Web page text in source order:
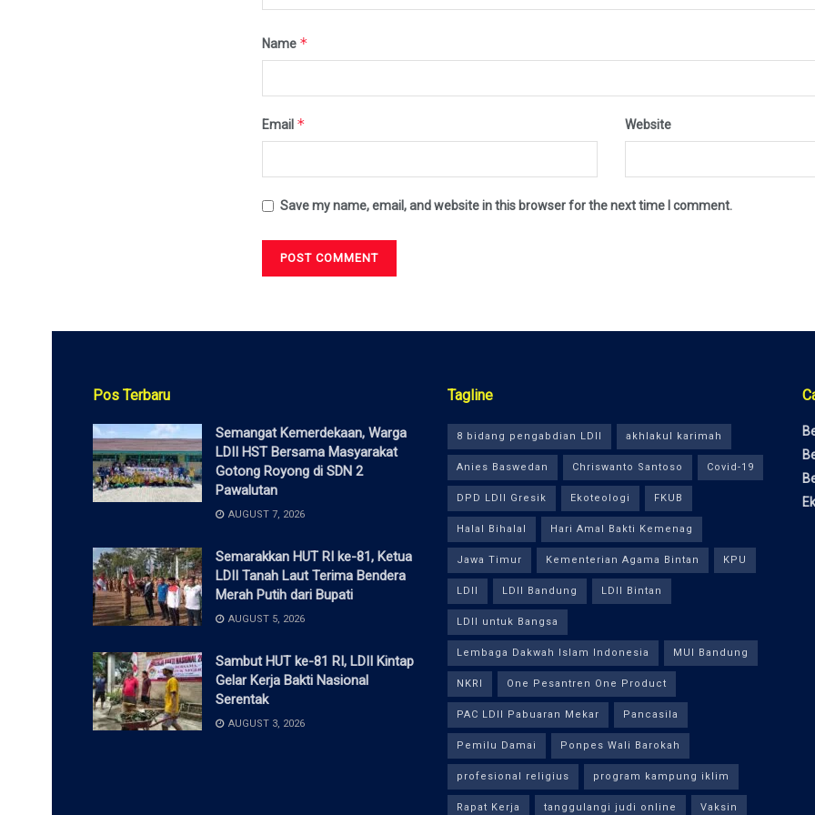
Name *
Email * Website
Save my name, email, and website in this browser for the next time I comment.
Pos Terbaru
Semangat Kemerdekaan, Warga
LDII HST Bersama Masyarakat
Gotong Royong di SDN 2
Pawalutan
AUGUST 7, 2026
Semarakkan HUT RI ke-81, Ketua
LDII Tanah Laut Terima Bendera
Merah Putih dari Bupati
AUGUST 5, 2026
Sambut HUT ke-81 RI, LDII Kintap
Gelar Kerja Bakti Nasional
Serentak
AUGUST 3, 2026
Tagline
8 bidang pengabdian LDII akhlakul karimah
Anies Baswedan Chriswanto Santoso Covid-19
DPD LDII Gresik Ekoteologi FKUB
Halal Bihalal Hari Amal Bakti Kemenag
Jawa Timur Kementerian Agama Bintan KPU
LDII LDII Bandung LDII Bintan
LDII untuk Bangsa
Lembaga Dakwah Islam Indonesia MUI Bandung
NKRI One Pesantren One Product
PAC LDII Pabuaran Mekar Pancasila
Pemilu Damai Ponpes Wali Barokah
profesional religius program kampung iklim
Rapat Kerja tanggulangi judi online Vaksin